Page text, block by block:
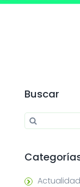
Buscar
Search for:
Actualidad